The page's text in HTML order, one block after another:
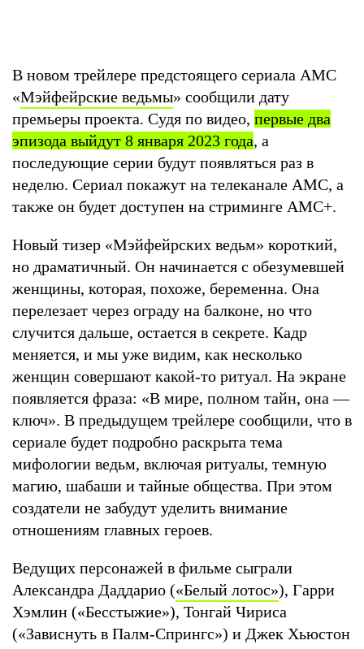
В новом трейлере предстоящего сериала AMC
«Мэйфейрские ведьмы» сообщили дату
премьеры проекта. Судя по видео, первые два
эпизода выйдут 8 января 2023 года, а
последующие серии будут появляться раз в
неделю. Сериал покажут на телеканале AMC, а
также он будет доступен на стриминге AMC+.
Новый тизер «Мэйфейрских ведьм» короткий,
но драматичный. Он начинается с обезумевшей
женщины, которая, похоже, беременна. Она
перелезает через ограду на балконе, но что
случится дальше, остается в секрете. Кадр
меняется, и мы уже видим, как несколько
женщин совершают какой-то ритуал. На экране
появляется фраза: «В мире, полном тайн, она —
ключ». В предыдущем трейлере сообщили, что в
сериале будет подробно раскрыта тема
мифологии ведьм, включая ритуалы, темную
магию, шабаши и тайные общества. При этом
создатели не забудут уделить внимание
отношениям главных героев.
Ведущих персонажей в фильме сыграли
Александра Даддарио («Белый лотос»), Гарри
Хэмлин («Бесстыжие»), Тонгай Чириса
(«Зависнуть в Палм-Спрингс») и Джек Хьюстон